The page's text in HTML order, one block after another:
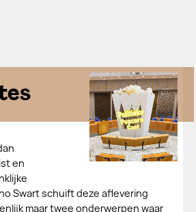
en
Swart schuift deze aflevering
maar twee onderwerpen waar